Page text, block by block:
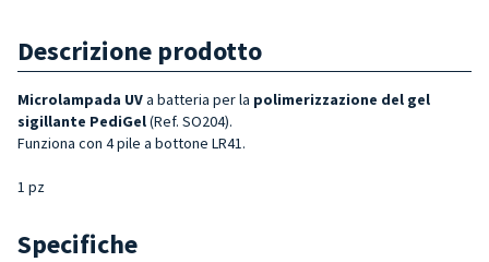
Descrizione prodotto
Microlampada UVa batteria per la polimerizzazione del gel
sigillante PediGel(Ref. SO204).
Funziona con 4 pile a bottone LR41.
1 pz
Specifiche